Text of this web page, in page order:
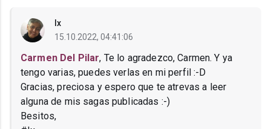
Ix
15.10.2022, 04:41:06
Carmen Del Pilar, Te lo agradezco, Carmen. Y ya
tengo varias, puedes verlas en mi perfil :-D
Gracias, preciosa y espero que te atrevas a leer
alguna de mis sagas publicadas :-)
Besitos,